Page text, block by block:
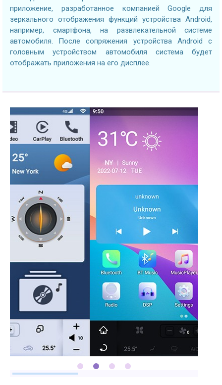
приложение, разработанное компанией Google для
зеркального отображения функций устройства Android,
например, смартфона, на развлекательной системе
автомобиля. После сопряжения устройства Android с
головным устройством автомобиля система будет
отображать приложения на его дисплее.